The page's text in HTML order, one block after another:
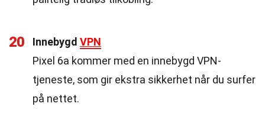
20 Innebygd VPN
Pixel 6a kommer med en innebygd VPN-
tjeneste, som gir ekstra sikkerhet når du surfer
på nettet.